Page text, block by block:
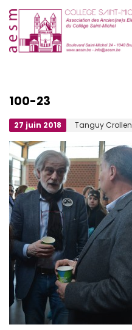
100-23
27 juin 2018 Tanguy Crollen